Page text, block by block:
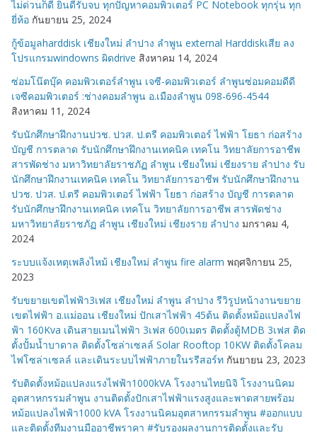
ไม่ด่วนก็ดี ยินดีรับจบ ทุกปัญหาคอมพิวเตอร์ PC Notebook ทุกรุ่น ทุก
ยี่ห้อ กันยายน 25, 2024
กู้ข้อมูลharddisk เชียงใหม่ ลำปาง ลำพูน external Harddiskเสีย ลง
โปรแกรมwindowns ผิดdrive สิงหาคม 14, 2024
ซ่อมโน๊ตบุ๊ค คอมพิวเตอร์ลำพูน เจซี-คอมพิวเตอร์ ลำพูนซ่อมคอมดีดี
เจซีคอมพิวเตอร์ :ช่างคอมลำพูน อ.เมืองลำพูน 098-696-4544
สิงหาคม 11, 2024
รับนักศึกษาฝึกงานปวช. ปวส. ป.ตรี คอมพิวเตอร์ ไฟฟ้า โยธา ก่อสร้าง
บัญชี การตลาด รับนักศึกษาฝึกงานเทคนิค เทคโน วิทยาลัยการอาชีพ
สารพัดช่าง มหาวิทยาลัยราชภัฏ ลำพูน เชียงใหม่ เชียงราย ลำปาง รับ
นักศึกษาฝึกงานเทคนิค เทคโน วิทยาลัยการอาชีพ รับนักศึกษาฝึกงาน
ปวช. ปวส. ป.ตรี คอมพิวเตอร์ ไฟฟ้า โยธา ก่อสร้าง บัญชี การตลาด
รับนักศึกษาฝึกงานเทคนิค เทคโน วิทยาลัยการอาชีพ สารพัดช่าง
มหาวิทยาลัยราชภัฏ ลำพูน เชียงใหม่ เชียงราย ลำปาง มกราคม 4,
2024
ระบบแจ้งเหตุเพลิงไหม้ เชียงใหม่ ลำพูน fire alarm พฤศจิกายน 25,
2023
รับขยายเขตไฟฟ้า3เฟส เชียงใหม่ ลำพูน ลำปาง รีวิรูปหน้างานขยาย
เขตไฟฟ้า อ.แม่ออน เชียงใหม่ ปักเสาไฟฟ้า 45ต้น ติดตั้งหม้อแปลงไฟ
ฟ้า 160Kva เดินสายเมนไฟฟ้า 3เฟส 600เมตร ติดตั้งตู้MDB 3เฟส ติด
ตั้งปั้มน้ำบาดาล ติดตั้งโซล่าเซลล์ Solar Rooftop 10KW ติดตั้งโคลม
ไฟโซล่าเซลล์ และเดินระบบไฟฟ้าภายในรรีสอร์ท กันยายน 23, 2023
รับติดตั้งหม้อแปลงแรงไฟฟ้า1000kVA โรงงานไทยนิจิ โรงงานนิคม
อุตสาหกรรมลำพูน งานติดตั้งปักเสาไฟฟ้าแรงสูงและพาดสายพร้อม
หม้อแปลงไฟฟ้า1000 kVA โรงงานนิคมอุตสาหกรรมลำพูน #ออกแบบ
และติดตั้งทีมงานมืออาชีพราคา #รับรองผลงานการติดตั้งและรับ